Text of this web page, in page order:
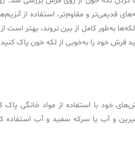
قدیمی‌تر و مقاوم‌تر، استفاده از
به‌طور کامل از بین نروند، بهتر است
فرش خود را به‌خوبی از لکه خون پاک کنید
خود با استفاده از مواد خانگی پاک
و آب یا سرکه سفید و آب استفاده